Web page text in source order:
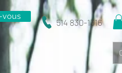
vous
514 830-1316